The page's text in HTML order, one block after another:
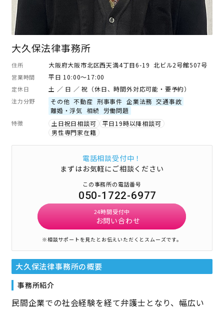
大久保法律事務所
住所 大阪府大阪市北区西天満4丁目6-19 北ビル2号館507号
営業時間 平日 10:00～17:00
定休日 土 ／ 日 ／ 祝（休日、時間外対応可能・要予約）
注力分野 その他 不動産 刑事事件 企業法務 交通事故
離婚・浮気 相続 労働問題
特徴 土日祝日相談可
平日19時以降相談可
男性専門家在籍
電話相談受付中！
まずはお気軽にご相談ください
この事務所の電話番号
050-1722-6977
24時間受付中
お問い合わせ
※相談サポートを見たとお伝えいただくとスムーズです。
大久保法律事務所の概要
事務所紹介
民間企業での社会経験を経て弁護士となり、幅広い